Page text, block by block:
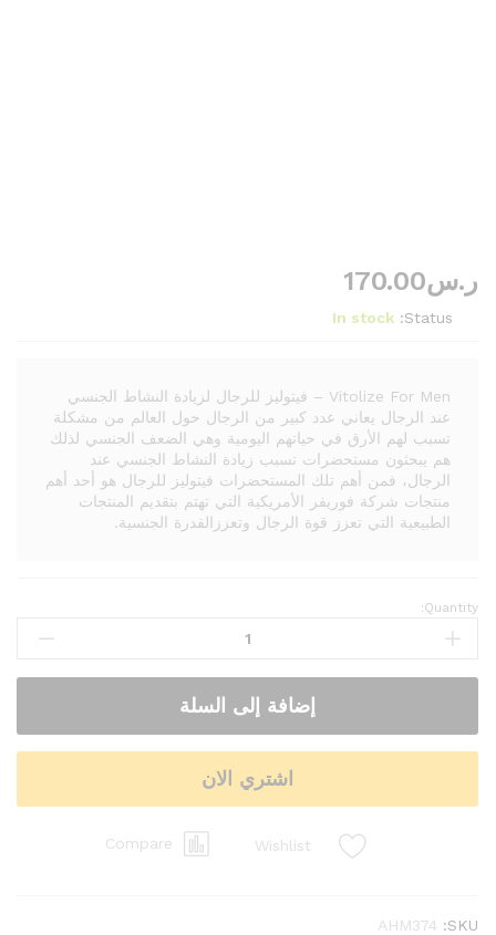
ر.س170.00
Status:
In stock
Vitolize For Men – فيتوليز للرجال لزيادة النشاط الجنسي
عند الرجال يعاني عدد كبير من الرجال حول العالم من مشكلة
تسبب لهم الأرق في حياتهم اليومية وهي الضعف الجنسي لذلك
هم يبحثون مستحضرات تسبب زيادة النشاط الجنسي عند
الرجال، فمن أهم تلك المستحضرات فيتوليز للرجال هو أحد أهم
منتجات شركة فوريفر الأمريكية التي تهتم بتقديم المنتجات
الطبيعية التي تعزز قوة الرجال وتعززالقدرة الجنسية.
Quantity:
إضافة إلى السلة
اشتري الان
Wishlist
Compare
SKU:
AHM374